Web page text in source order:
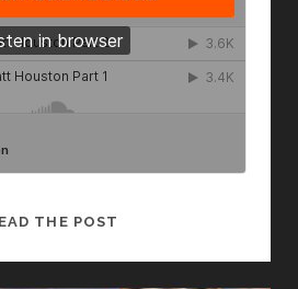
THE POST